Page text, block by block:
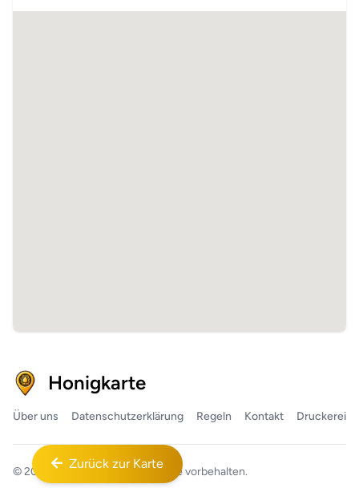
Zurück zur Karte
Honigkarte
Über uns Datenschutzerklärung Regeln Kontakt Druckerei
© 2026 Honigkarte™ Alle Rechte vorbehalten.